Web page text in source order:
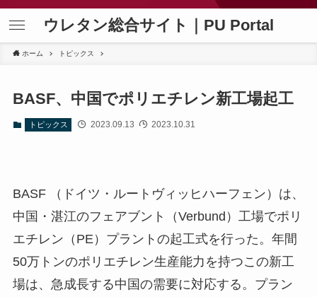
ウレタン総合サイト｜PU Portal
ホーム トピックス
BASF、中国でポリエチレン新工場起工
トピックス 2023.09.13 2023.10.31
BASF （ドイツ・ルートヴィッヒハーフェン）は、
中国・湛江のフェアブント（Verbund）工場でポリ
エチレン（PE）プラントの起工式を行った。年間
50万トンのポリエチレン生産能力を持つこの新工
場は、急成長する中国の需要に対応する。プラン